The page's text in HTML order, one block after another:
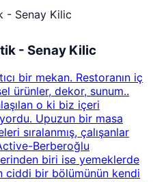
- Senay Kilic
bir mekan. Restoranın iç
ürünler, dekor, sunum..
o ki biz içeri
Upuzun bir masa
sıralanmış, çalışanlar
Berberoğlu
biri ise yemeklerde
ciddi bir bölümünün kendi